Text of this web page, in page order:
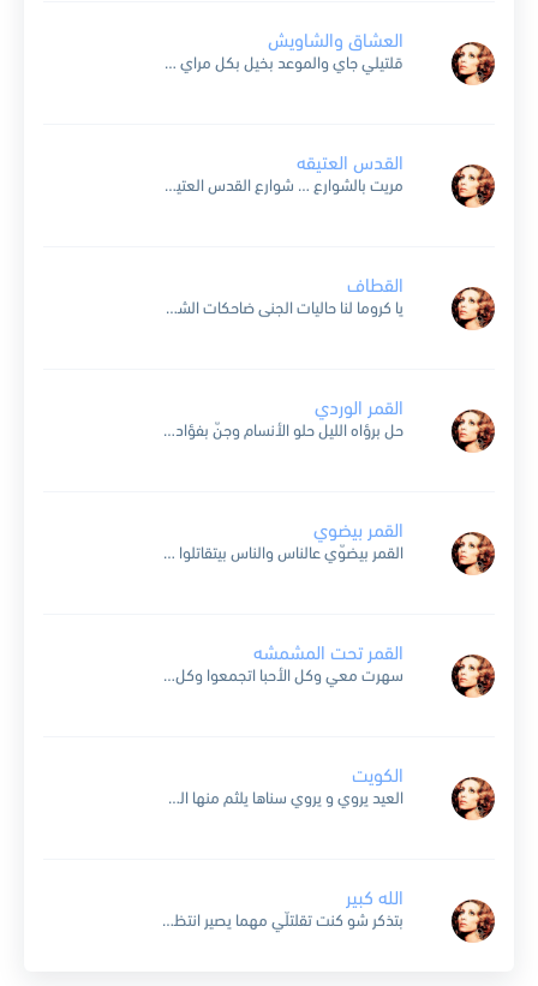
العشاق والشاويش
قلتيلي جاي والموعد بخيل بكل مراي زرعت القناديل زرعت القناديل بالموعد البخيل تاشوفك جاي جاي جاي قلتيلي جاي خبرت العصافير في سهرة قلتلن لا تناموا بكير لا تناموا بكير في...
القدس العتيقه
مريت بالشوارع … شوارع القدس العتيقة قدام الدكاكين … البقيت من فلسطين حكينا سوى الخبرية و عطيوني مزهرية قالوا لي هيدي هدية من الناس الناطرين و مشيت بالشوارع … شوارع...
القطاف
يا كروما لنا حاليات الجنى ضاحكات الشفاة للسلال أنت فوق الذرى حلم هذا الثرى و أشتياق الشموس للظلال يا كروم لنا كل يوم هنا نحن في رؤية المسا هواف و...
القمر الوردي
حل برؤاه الليل حلو الأنسام وجنّ بفؤادي ميل صافي الأحلام يا هل ترى بلاقيك بين الأغصان بشوف القمر هاويك متلي وسهران ما أحلى القمر ورديّ النور يهدي فؤادي على روابيك...
القمر بيضوي
القمر بيضوّي عالناس والناس بيتقاتلوا ع مزارع الأرض الناس ع حجار بيتقاتلوا نحنا ما عنا حجر لا مزارع ولا سجر أنت وأنا يا حبيبـــي بيكفينا ضوّ القمر القمر بيزور الطرقات...
القمر تحت المشمشه
سهرت معي وكل الأحبا اتجمعوا وكل واحد حلوته طلّت معه ومن كتر ما سهرنا ورقصنا دودخوا نجوم السما الزرقا وصاروا يلمعوا الليل بدو قنطرة والقمر جاي غندرة وطاقة الحلوة مسكرة...
الكويت
العيد يروي و يروي سناها يلثم منها المحيا غن الكويت و غن علاها و يومها الوطنيا مد شراع و شط يموج عليه تبنى البروج يا وردة طاب منها الأريج يا...
الله كبير
بتذكر شو كنت تقلتلّي مهما يصير انتظريني وضلّك صلّي الله كبير .. من يوما شو عاد صار ع مدى كذا نهار ما صار شي كتير كل اللي صار وبعدو بيصير...